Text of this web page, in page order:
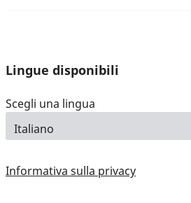
Lingue disponibili
Scegli una lingua
Informativa sulla privacy